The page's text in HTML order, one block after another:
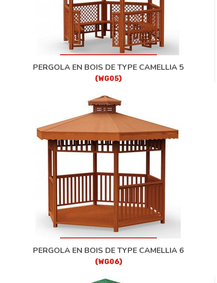
PERGOLA EN BOIS DE TYPE CAMELLIA 5
(WG05)
PERGOLA EN BOIS DE TYPE CAMELLIA 6
(WG06)